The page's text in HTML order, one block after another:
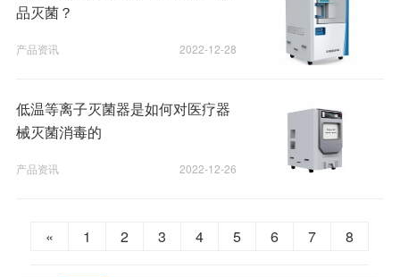
品灭菌？
2022-12-28
产品资讯
低温等离子灭菌器是如何对医疗器
械灭菌消毒的
2022-12-26
产品资讯
« 1 2 3 4 5 6 7 8